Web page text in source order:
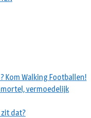
Kom Walking Footballen!
vermoedelijk
dat?